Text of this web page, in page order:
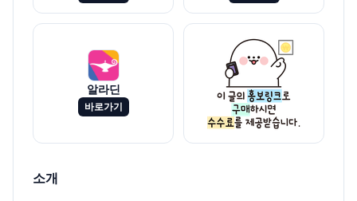
알라딘
바로가기
소개